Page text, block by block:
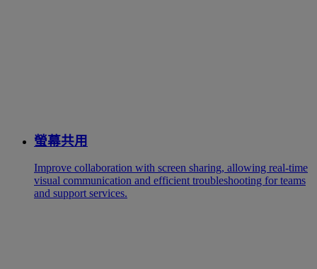
螢幕共用
Improve collaboration with screen sharing, allowing real-time
visual communication and efficient troubleshooting for teams
and support services.